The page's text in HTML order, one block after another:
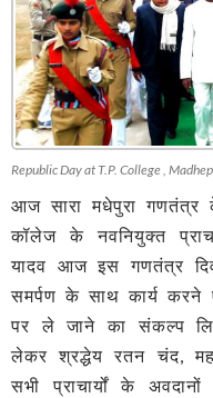
Republic Day at T.P. College ,
आज सारा मधेपुरा गणतंत्र
कॉलेज के नवनियुक्त
यादव आज इस गणतंत्र
समर्पण के साथ कार्य करने
पर ले जाने का संकल्प
लेकर श्रद्धेय रतन चंद,
सभी प्राचार्यों के